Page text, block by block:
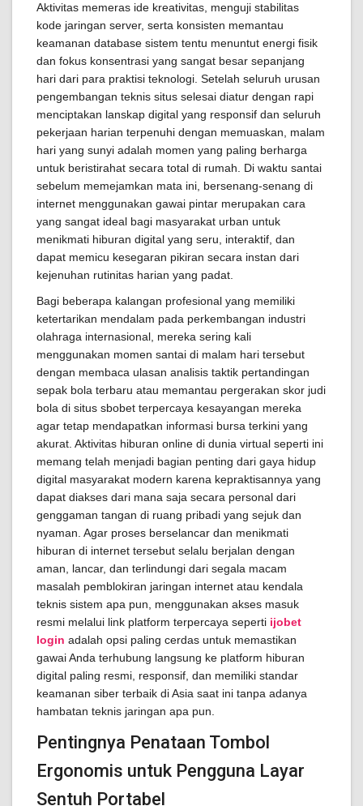
Aktivitas memeras ide kreativitas, menguji stabilitas
kode jaringan server, serta konsisten memantau
keamanan database sistem tentu menuntut energi fisik
dan fokus konsentrasi yang sangat besar sepanjang
hari dari para praktisi teknologi. Setelah seluruh urusan
pengembangan teknis situs selesai diatur dengan rapi
menciptakan lanskap digital yang responsif dan seluruh
pekerjaan harian terpenuhi dengan memuaskan, malam
hari yang sunyi adalah momen yang paling berharga
untuk beristirahat secara total di rumah. Di waktu santai
sebelum memejamkan mata ini, bersenang-senang di
internet menggunakan gawai pintar merupakan cara
yang sangat ideal bagi masyarakat urban untuk
menikmati hiburan digital yang seru, interaktif, dan
dapat memicu kesegaran pikiran secara instan dari
kejenuhan rutinitas harian yang padat.
Bagi beberapa kalangan profesional yang memiliki
ketertarikan mendalam pada perkembangan industri
olahraga internasional, mereka sering kali
menggunakan momen santai di malam hari tersebut
dengan membaca ulasan analisis taktik pertandingan
sepak bola terbaru atau memantau pergerakan skor judi
bola di situs sbobet terpercaya kesayangan mereka
agar tetap mendapatkan informasi bursa terkini yang
akurat. Aktivitas hiburan online di dunia virtual seperti ini
memang telah menjadi bagian penting dari gaya hidup
digital masyarakat modern karena kepraktisannya yang
dapat diakses dari mana saja secara personal dari
genggaman tangan di ruang pribadi yang sejuk dan
nyaman. Agar proses berselancar dan menikmati
hiburan di internet tersebut selalu berjalan dengan
aman, lancar, dan terlindungi dari segala macam
masalah pemblokiran jaringan internet atau kendala
teknis sistem apa pun, menggunakan akses masuk
resmi melalui link platform terpercaya seperti ijobet
login adalah opsi paling cerdas untuk memastikan
gawai Anda terhubung langsung ke platform hiburan
digital paling resmi, responsif, dan memiliki standar
keamanan siber terbaik di Asia saat ini tanpa adanya
hambatan teknis jaringan apa pun.
Pentingnya Penataan Tombol
Ergonomis untuk Pengguna Layar
Sentuh Portabel